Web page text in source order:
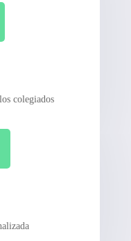
colegiados